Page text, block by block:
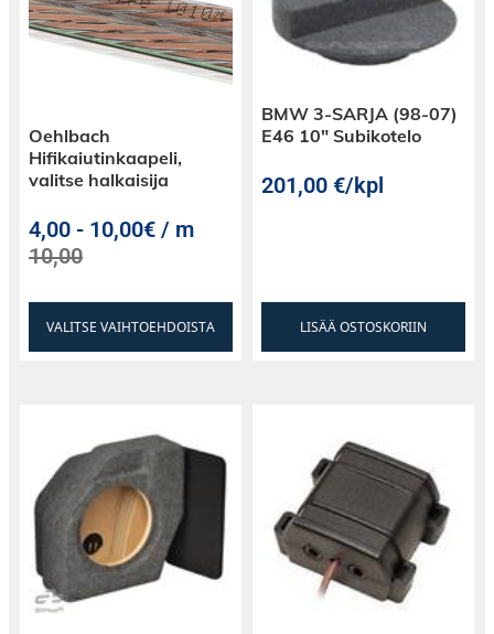
Oehlbach
Hifikaiutinkaapeli,
valitse halkaisija
4,00 - 10,00€ / m
10,00
VALITSE VAIHTOEHDOISTA
BMW 3-SARJA (98-07)
E46 10″ Subikotelo
201,00€/kpl
LISÄÄ OSTOSKORIIN